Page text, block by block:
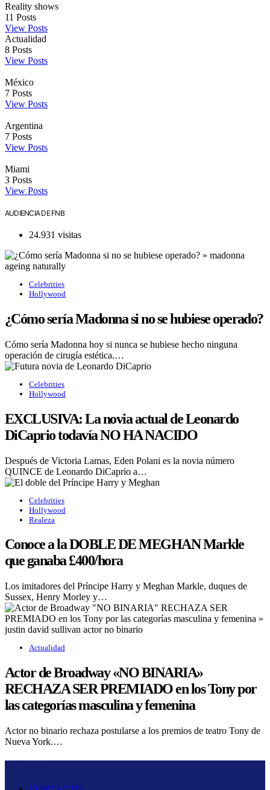
Reality shows
11 Posts
View Posts
Actualidad
8 Posts
View Posts
México
7 Posts
View Posts
Argentina
7 Posts
View Posts
Miami
3 Posts
View Posts
AUDIENCIA DE FNB
24.931 visitas
Celebrities
Hollywood
¿Cómo sería Madonna si no se hubiese operado?
Cómo sería Madonna hoy si nunca se hubiese hecho ninguna
operación de cirugía estética.…
Celebrities
Hollywood
EXCLUSIVA: La novia actual de Leonardo
DiCaprio todavía NO HA NACIDO
Después de Victoria Lamas, Eden Polani es la novia número
QUINCE de Leonardo DiCaprio a…
Celebrities
Hollywood
Realeza
Conoce a la DOBLE DE MEGHAN Markle
que ganaba £400/hora
Los imitadores del Príncipe Harry y Meghan Markle, duques de
Sussex, Henry Morley y…
Actualidad
Actor de Broadway «NO BINARIA»
RECHAZA SER PREMIADO en los Tony por
las categorías masculina y femenina
Actor no binario rechaza postularse a los premios de teatro Tony de
Nueva York.…